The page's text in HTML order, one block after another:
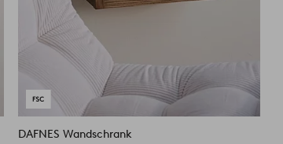
DAFNES Wandschrank